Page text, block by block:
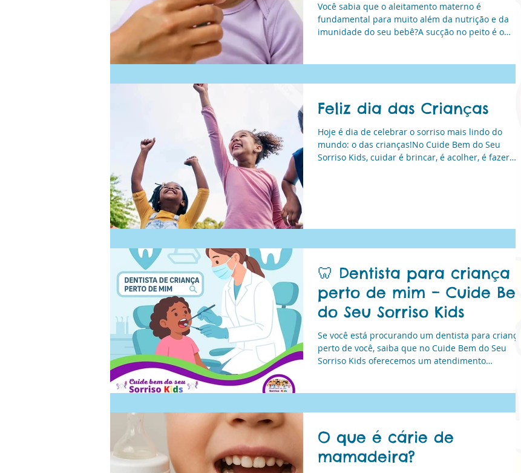
Natural
Você sabia que o aleitamento materno é
fundamental para muito além da nutrição e da
imunidade do seu bebê?A sucção no peito é o
dentária, da respiração e até da fala do seu
saúde! Você sabia que o aleitamento materno é
fundamental para muito além da nutrição e da
imunidade do seu bebê? A sucç
Feliz dia das Crianças
Hoje é dia de celebrar o sorriso mais lindo do
mundo: o das crianças!No Cuide Bem do Seu
Sorriso Kids, cuidar é brincar, é acolher, é fazer
🦷 Dentista para criança
perto de mim – Cuide Bem
do Seu Sorriso Kids
Se você está procurando um dentista para criança
perto de você, saiba que no Cuide Bem do Seu
Sorriso Kids oferecemos um atendimento
da saúde bucal de bebês, crianças e adolescentes.
O que é cárie de
mamadeira?